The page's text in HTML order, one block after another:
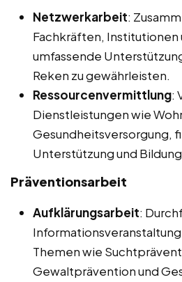
Netzwerkarbeit:
Fachkräften, Institutionen
umfassende
Reken zu gewährleisten.
Ressourcenvermittlung:
Dienstleistungen wie
Gesundheitsversorgung,
Unterstützung und
Präventionsarbeit
Aufklärungsarbeit:
Themen wie
Gewaltprävention und